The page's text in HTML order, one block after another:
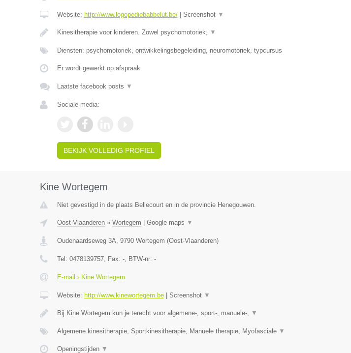
Website: http://www.logopediebabbelut.be/| Screenshot ▼
Kinesitherapie voor kinderen. Zowel psychomotoriek, ▼
Diensten: psychomotoriek, ontwikkelingsbegeleiding, neuromotoriek, typcursus
Er wordt gewerkt op afspraak.
Laatste facebook posts ▼
Sociale media:
BEKIJK VOLLEDIG PROFIEL
Kine Wortegem
Niet gevestigd in de plaats Bellecourt en in de provincie Henegouwen.
Oost-Vlaanderen» Wortegem Google maps ▼
Oudenaardseweg 3A, 9790 Wortegem (Oost-Vlaanderen)
Tel: 0478139757, Fax: -, BTW-nr: -
E-mail › Kine Wortegem
Website: http://www.kinewortegem.be| Screenshot ▼
Bij Kine Wortegem kun je terecht voor algemene-, sport-, manuele-, ▼
Algemene kinesitherapie, Sportkinesitherapie, Manuele therapie, Myofasciale ▼
Openingstijden ▼